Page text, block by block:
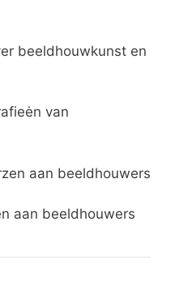
beeldhouwkunst en
van
aan beeldhouwers
aan beeldhouwers